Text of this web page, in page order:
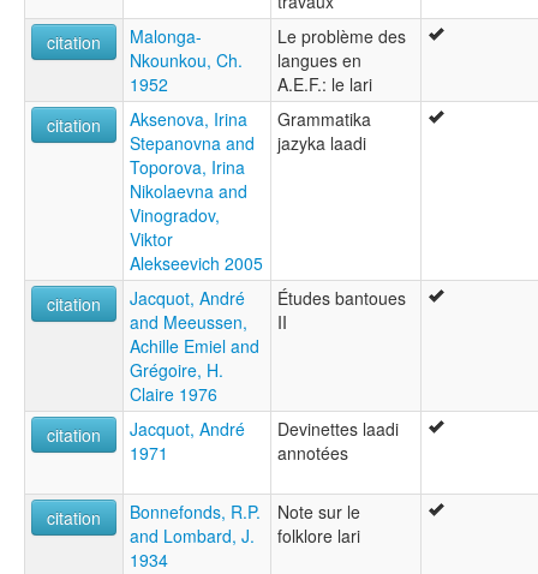
citation
Malonga-
Nkounkou, Ch.
1952
Le problème des
langues en
A.E.F.: le lari
citation
Aksenova, Irina
Stepanovna and
Toporova, Irina
Nikolaevna and
Vinogradov,
Viktor
Alekseevich 2005
Grammatika
jazyka laadi
citation
Jacquot, André
and Meeussen,
Achille Emiel and
Grégoire, H.
Claire 1976
Études bantoues
II
citation
Jacquot, André
1971
Devinettes laadi
annotées
citation
Bonnefonds, R.P.
and Lombard, J.
1934
Note sur le
folklore lari